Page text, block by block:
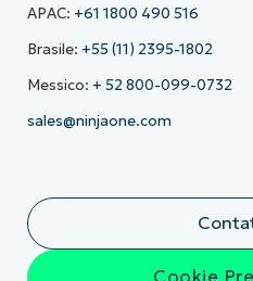
APAC: +61 1800 490 516
Brasile: +55 (11) 2395-1802
Messico: + 52 800-099-0732
sales@ninjaone.com